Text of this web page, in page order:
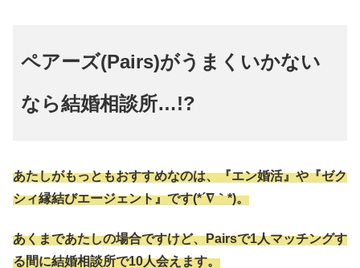
ペアーズ(Pairs)がうまくいかない
なら結婚相談所…!?
あたしがもっともおすすめなのは、『エン婚活』や『ゼク
シィ縁結びエージェント』です(*´∇｀*)。
あくまであたしの場合ですけど、Pairsで1人マッチングす
る間に結婚相談所で10人会えます。